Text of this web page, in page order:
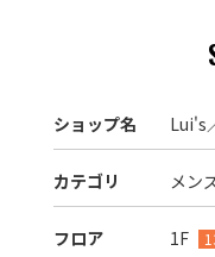
ショップ名 Lui's
カテゴリ メン
フロア 1F